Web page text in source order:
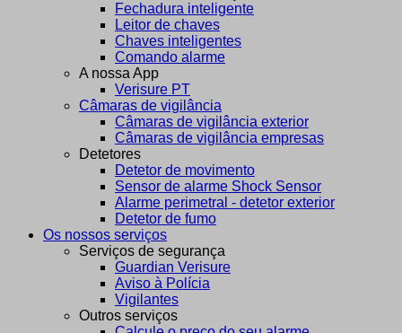
Fechadura inteligente
Leitor de chaves
Chaves inteligentes
Comando alarme
A nossa App
Verisure PT
Câmaras de vigilância
Câmaras de vigilância exterior
Câmaras de vigilância empresas
Detetores
Detetor de movimento
Sensor de alarme Shock Sensor
Alarme perimetral - detetor exterior
Detetor de fumo
Os nossos serviços
Serviços de segurança
Guardian Verisure
Aviso à Polícia
Vigilantes
Outros serviços